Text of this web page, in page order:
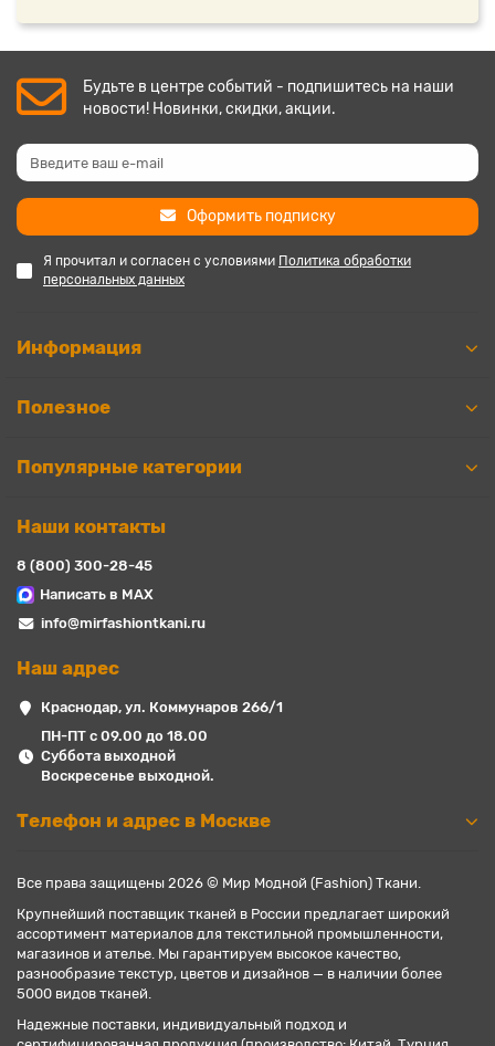
Будьте в центре событий - подпишитесь на наши
новости! Новинки, скидки, акции.
Оформить подписку
Я прочитал и согласен с условиями Политика обработки
персональных данных
Информация
Полезное
Популярные категории
Наши контакты
8 (800) 300-28-45
Написать в MAX
info@mirfashiontkani.ru
Наш адрес
Краснодар, ул. Коммунаров 266/1
ПН-ПТ с 09.00 до 18.00
Суббота выходной
Воскресенье выходной.
Телефон и адрес в Москве
Все права защищены 2026 © Мир Модной (Fashion) Ткани.
Крупнейший поставщик тканей в России предлагает широкий
ассортимент материалов для текстильной промышленности,
магазинов и ателье. Мы гарантируем высокое качество,
разнообразие текстур, цветов и дизайнов — в наличии более
5000 видов тканей.
Надежные поставки, индивидуальный подход и